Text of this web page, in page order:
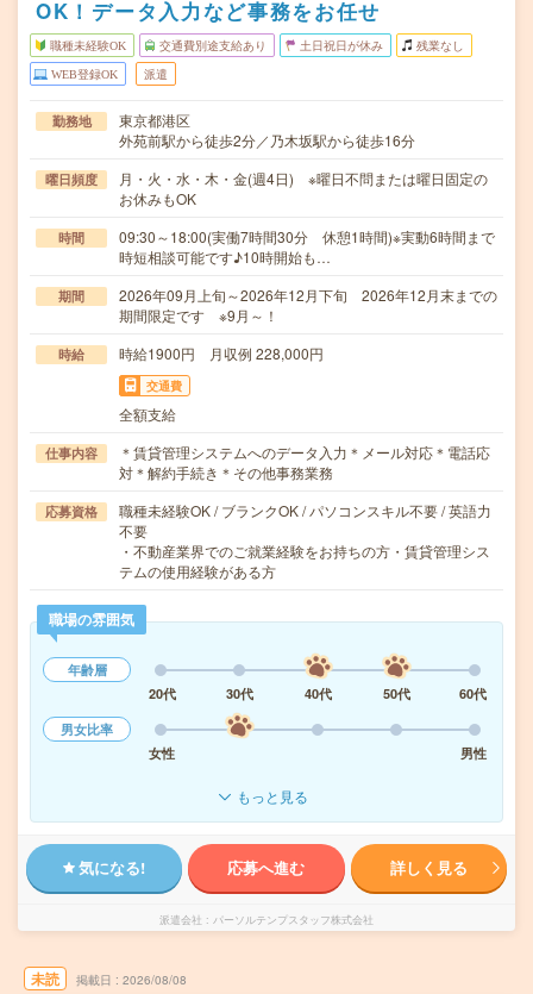
OK！データ入力など事務をお任せ
職種未経験OK 交通費別途支給あり 土日祝日が休み 残業なし
WEB登録OK 派遣
勤務地
東京都港区
外苑前駅から徒歩2分／乃木坂駅から徒歩16分
曜日頻度
月・火・水・木・金(週4日) ※曜日不問または曜日固定の
お休みもOK
時間
09:30～18:00(実働7時間30分 休憩1時間)※実動6時間まで
時短相談可能です♪10時開始も…
期間
2026年09月上旬～2026年12月下旬 2026年12月末までの
期間限定です ※9月～！
時給 時給1900円 月収例 228,000円
交通費
全額支給
仕事内容
＊賃貸管理システムへのデータ入力＊メール対応＊電話応
対＊解約手続き＊その他事務業務
応募資格
職種未経験OK / ブランクOK / パソコンスキル不要 / 英語力
不要
・不動産業界でのご就業経験をお持ちの方・賃貸管理シス
テムの使用経験がある方
職場の雰囲気
年齢層
20代
30代 40代 50代
60代
男女比率
女性
男性
もっと見る
気になる! 応募へ進む 詳しく見る
派遣会社 パーソルテンプスタッフ株式会社
未読 掲載日 2026/08/08